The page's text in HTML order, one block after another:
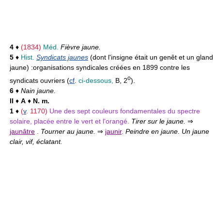
4 ♦ (1834) Méd. Fièvre jaune.
5 ♦ Hist. Syndicats jaunes (dont l'insigne était un genêt et un gland
jaune) :organisations syndicales créées en 1899 contre les
syndicats ouvriers (cf ci-dessous, B, 2o).
6 ♦ Nain jaune.
II ♦ A ♦ N. m.
1 ♦ (v. 1170) Une des sept couleurs fondamentales du spectre
solaire, placée entre le vert et l'orangé. Tirer sur le jaune. ⇒
jaunâtre
Tourner au jaune. ⇒ jaunir. Peindre en jaune. Un jaune
clair, vif, éclatant.